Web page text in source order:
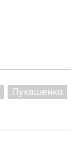
Лукашенко